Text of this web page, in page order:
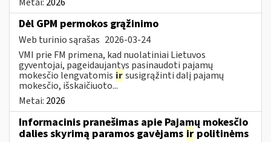
Dėl GPM permokos grąžinimo
Web turinio sąrašas 2026-03-24
VMI prie FM primena, kad nuolatiniai Lietuvos
gyventojai, pageidaujantys pasinaudoti pajamų
mokesčio lengvatomis irsusigrąžinti dalį pajamų
mokesčio, išskaičiuoto...
Metai: 2026
Informacinis pranešimas apie Pajamų mokesčio
dalies skyrimą paramos gavėjams ir politinėms